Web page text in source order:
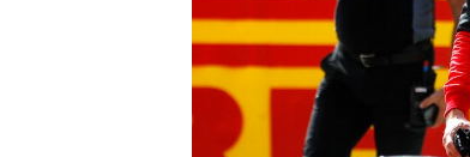
AUTRES CHAMPIONNATS